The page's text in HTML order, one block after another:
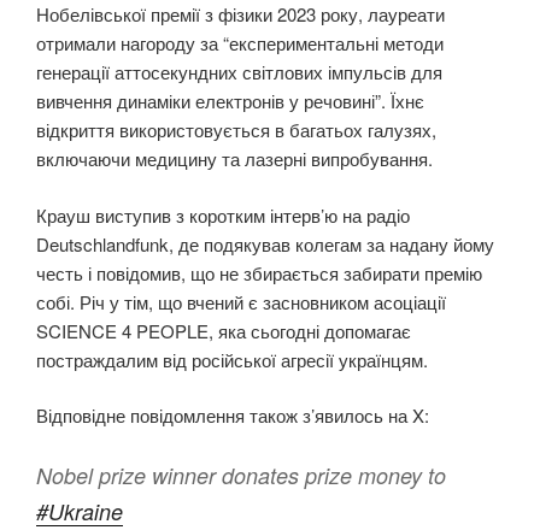
Нобелівської премії з фізики 2023 року, лауреати
отримали нагороду за “експериментальні методи
генерації аттосекундних світлових імпульсів для
вивчення динаміки електронів у речовині”. Їхнє
відкриття використовується в багатьох галузях,
включаючи медицину та лазерні випробування.
Крауш виступив з коротким інтерв’ю на радіо
Deutschlandfunk, де подякував колегам за надану йому
честь і повідомив, що не збирається забирати премію
собі. Річ у тім, що вчений є засновником асоціації
SCIENCE 4 PEOPLE, яка сьогодні допомагає
постраждалим від російської агресії українцям.
Відповідне повідомлення також з’явилось на X:
Nobel prize winner donates prize money to
#Ukraine